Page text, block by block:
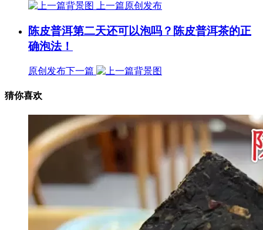
上一篇原创发布
陈皮普洱第二天还可以泡吗？陈皮普洱茶的正
确泡法！
原创发布下一篇
猜你喜欢